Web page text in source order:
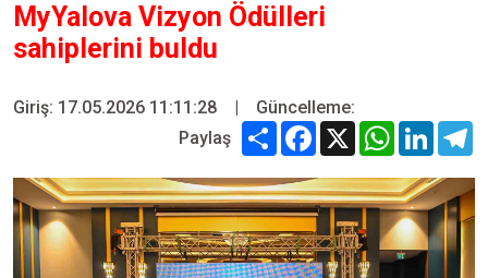
MyYalova Vizyon Ödülleri
sahiplerini buldu
Giriş: 17.05.2026 11:11:28 |
Güncelleme:
Paylaş
Share Facebook
X WhatsApp